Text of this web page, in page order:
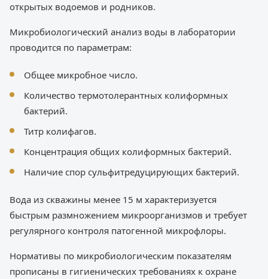
открытых водоемов и родников.
Микробиологический анализ воды в лаборатории
проводится по параметрам:
Общее микробное число.
Количество термотолерантных колиформных
бактерий.
Титр колифагов.
Концентрация общих колиформных бактерий.
Наличие спор сульфитредуцирующих бактерий.
Вода из скважины менее 15 м характеризуется
быстрым размножением микроорганизмов и требует
регулярного контроля патогенной микрофлоры.
Нормативы по микробиологическим показателям
прописаны в гигиенических требованиях к охране